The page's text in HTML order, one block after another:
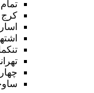
کرج
اسارا